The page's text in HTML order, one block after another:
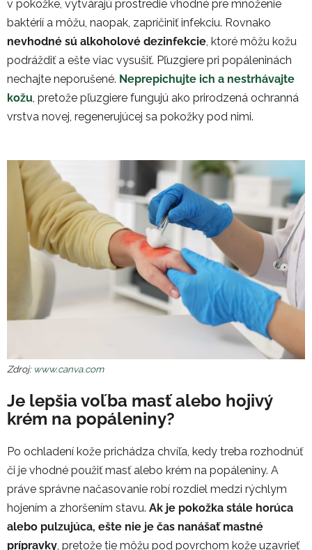
v pokožke, vytvárajú prostredie vhodné pre množenie
baktérií a môžu, naopak, zapríčiniť infekciu. Rovnako
nevhodné sú alkoholové dezinfekcie, ktoré môžu kožu
podráždiť a ešte viac vysušiť. Pľuzgiere pri popáleninách
nechajte neporušené. Neprepichujte ich a nestrhávajte
kožu, pretože pľuzgiere fungujú ako prirodzená ochranná
vrstva novej, regenerujúcej sa pokožky pod nimi.
Zdroj: www.canva.com
Je lepšia voľba masť alebo hojivý
krém na popáleniny?
Po ochladení kože prichádza chvíľa, kedy treba rozhodnúť
či je vhodné použiť masť alebo krém na popáleniny. A
práve správne načasovanie robí rozdiel medzi rýchlym
hojením a zhoršením stavu. Ak je pokožka stále horúca
alebo pulzujúca, ešte nie je čas nanášať mastné
prípravky , pretože tie môžu pod povrchom kože uzavrieť